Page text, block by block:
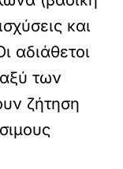
και
αδιάθετοι
των
ζήτηση